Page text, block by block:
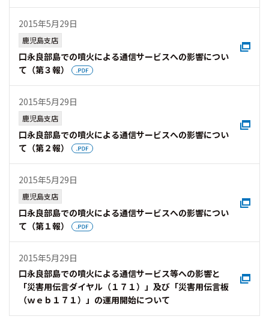
2015年5月29日
鹿児島支店
口永良部島での噴火による通信サービスへの影響につい
て（第３報）
2015年5月29日
鹿児島支店
口永良部島での噴火による通信サービスへの影響につい
て（第２報）
2015年5月29日
鹿児島支店
口永良部島での噴火による通信サービスへの影響につい
て（第１報）
2015年5月29日
口永良部島での噴火による通信サービス等への影響と
「災害用伝言ダイヤル（１７１）」及び「災害用伝言板
（ｗｅｂ１７１）」の運用開始について